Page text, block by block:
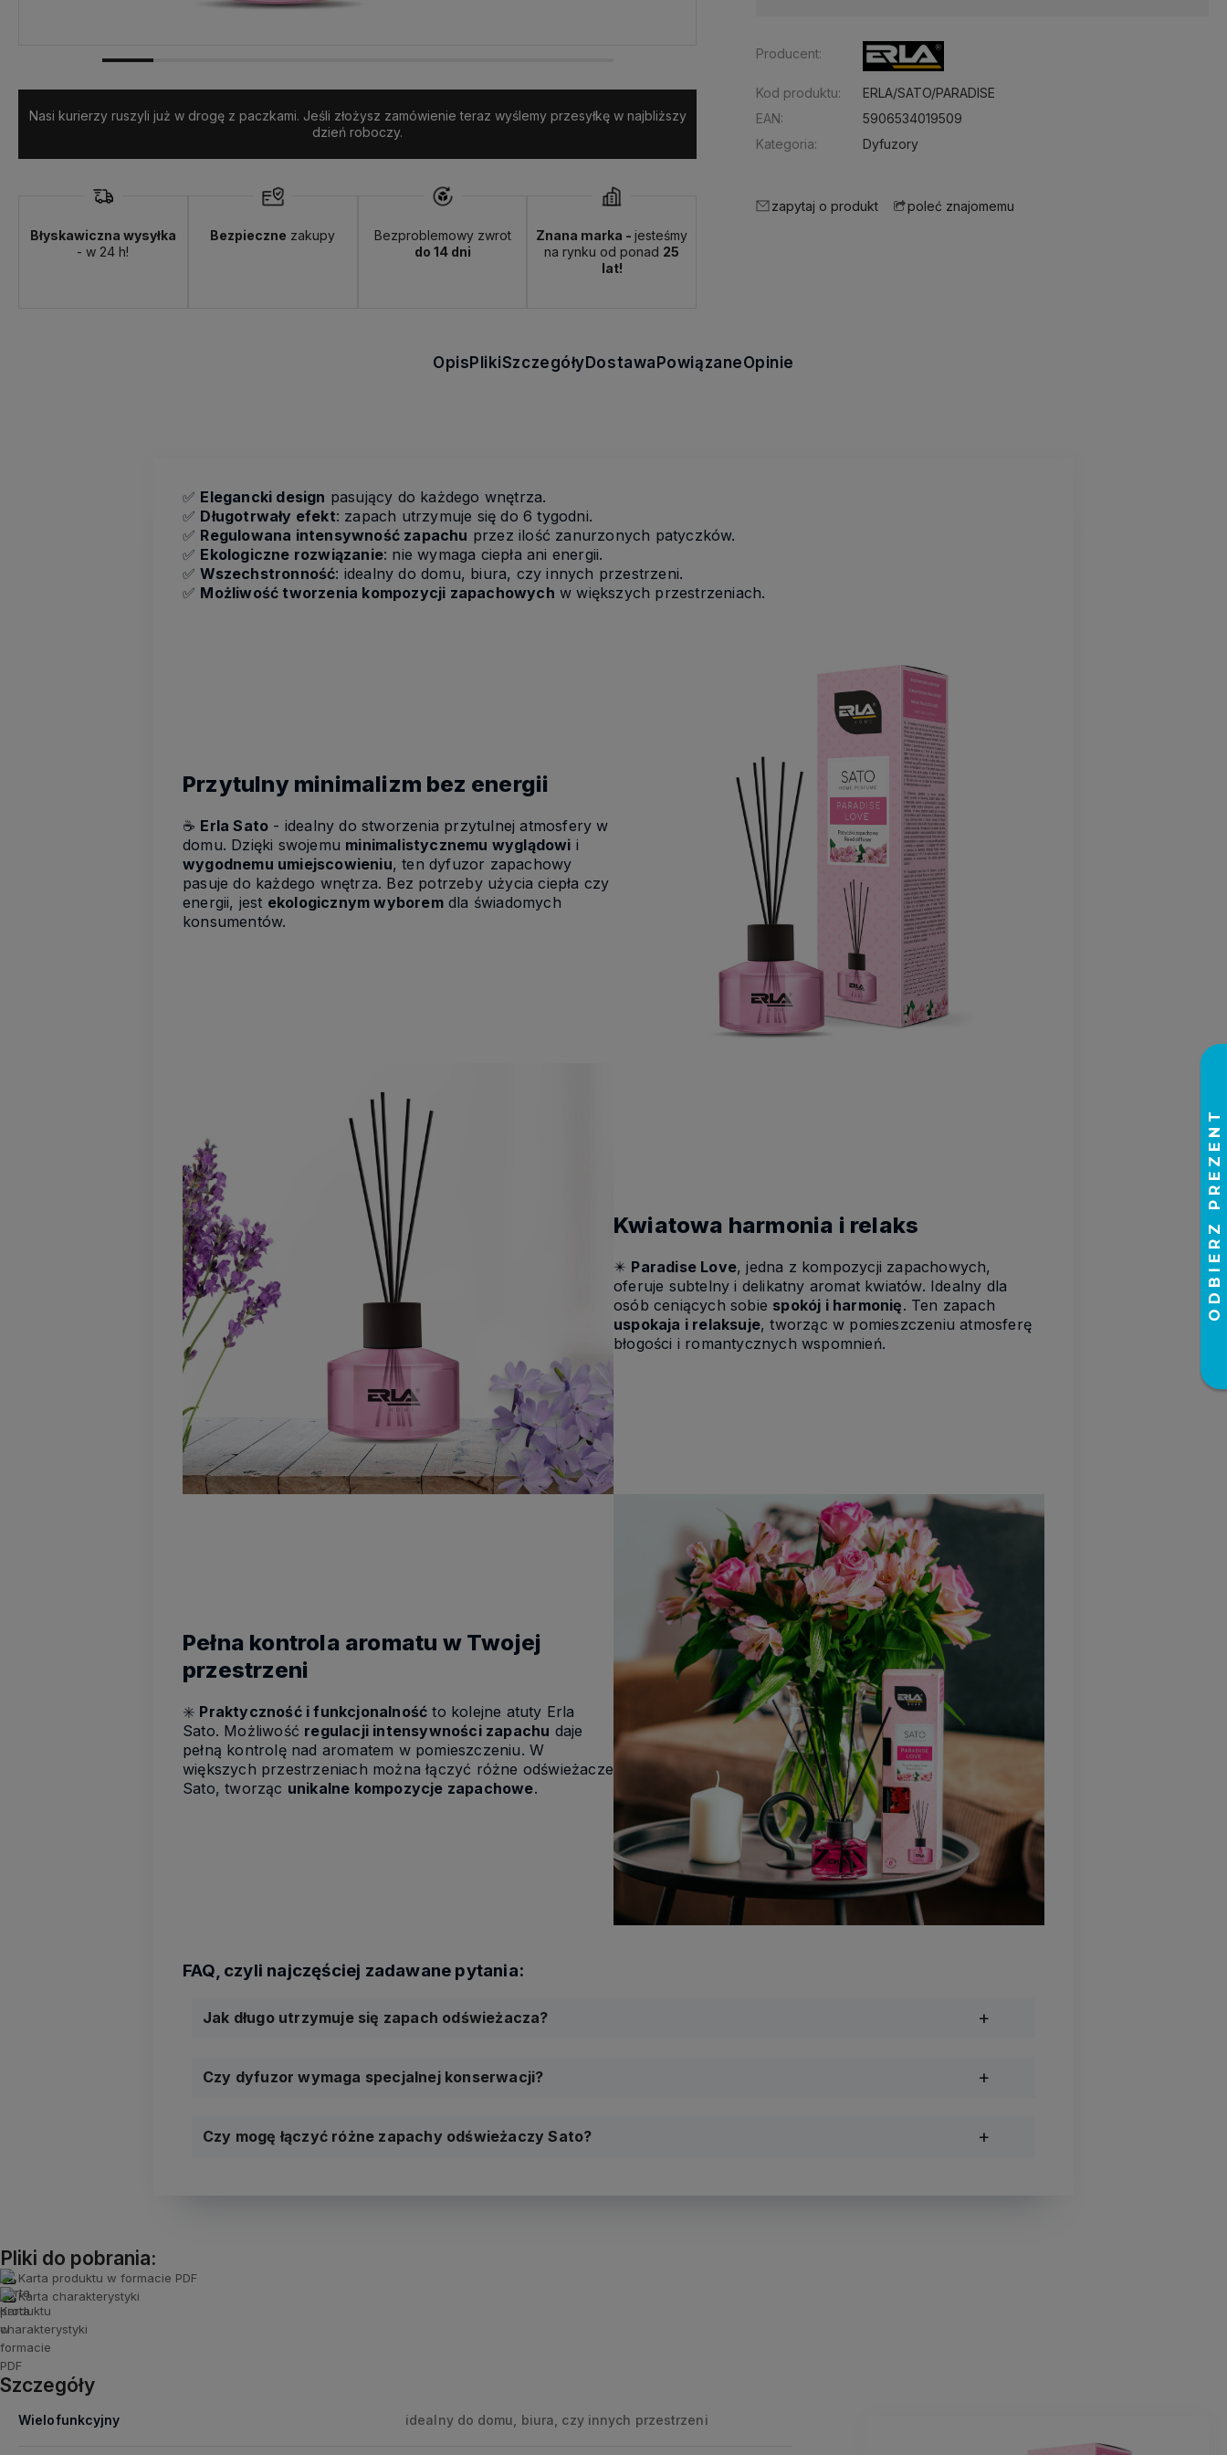
Nasi kurierzy ruszyli już w drogę z paczkami. Jeśli złożysz zamówienie teraz wyślemy przesyłkę w najbliższy
dzień roboczy.
Błyskawiczna wysyłka
- w 24 h!
Bezpieczne zakupy
Bezproblemowy zwrot
do 14 dni
Znana marka -jesteśmy
na rynku od ponad 25
lat!
Producent:
Kod produktu:
ERLA/SATO/PARADISE
EAN:
5906534019509
Kategoria:
Dyfuzory
zapytaj o produkt poleć znajomemu
OpisPlikiSzczegółyDostawaPowiązaneOpinie
✅ Elegancki design pasujący do każdego wnętrza.
✅ Długotrwały efekt: zapach utrzymuje się do 6 tygodni.
✅ Regulowana intensywność zapachu przez ilość zanurzonych patyczków.
✅ Ekologiczne rozwiązanie: nie wymaga ciepła ani energii.
✅ Wszechstronność: idealny do domu, biura, czy innych przestrzeni.
✅ Możliwość tworzenia kompozycji zapachowych w większych przestrzeniach.
Przytulny minimalizm bez energii
☕ Erla Sato - idealny do stworzenia przytulnej atmosfery w
domu. Dzięki swojemu minimalistycznemu wyglądowi i
wygodnemu umiejscowieniu, ten dyfuzor zapachowy
pasuje do każdego wnętrza. Bez potrzeby użycia ciepła czy
energii, jest ekologicznym wyboremdla świadomych
konsumentów.
Kwiatowa harmonia i relaks
✴️ Paradise Love, jedna z kompozycji zapachowych,
oferuje subtelny i delikatny aromat kwiatów. Idealny dla
osób ceniących sobie spokój i harmonię. Ten zapach
uspokaja i relaksuje, tworząc w pomieszczeniu atmosferę
błogości i romantycznych wspomnień.
Pełna kontrola aromatu w Twojej
przestrzeni
✳️ Praktyczność i funkcjonalność to kolejne atuty Erla
Sato. Możliwość regulacji intensywności zapachu daje
pełną kontrolę nad aromatem w pomieszczeniu. W
większych przestrzeniach można łączyć różne odświeżacze
Sato, tworząc unikalne kompozycje zapachowe.
Jak długo utrzymuje się zapach odświeżacza?
Czy dyfuzor wymaga specjalnej konserwacji?
Czy mogę łączyć różne zapachy odświeżaczy Sato?
Pliki do pobrania:
Karta produktu w formacie PDF
Karta charakterystyki
Szczegóły
Wielofunkcyjny idealny do domu, biura, czy innych przestrzeni